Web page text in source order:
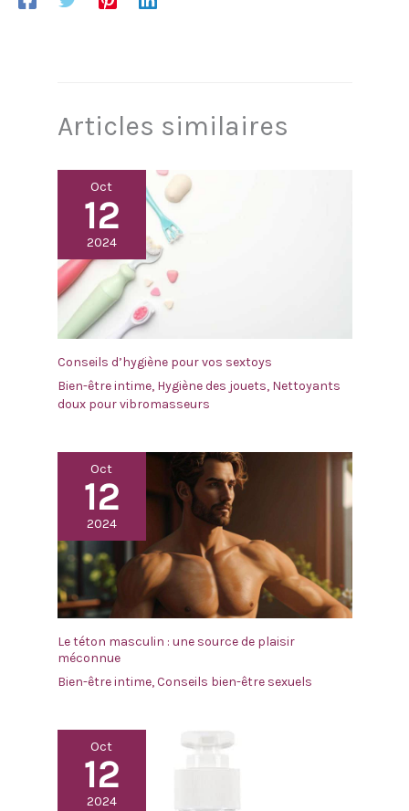
Articles similaires
Oct
12
2024
Conseils d’hygiène pour vos sextoys
Bien-être intime, Hygiène des jouets, Nettoyants
doux pour vibromasseurs
Oct
12
2024
Le téton masculin : une source de plaisir
méconnue
Bien-être intime,Conseils bien-être sexuels
Oct
12
2024